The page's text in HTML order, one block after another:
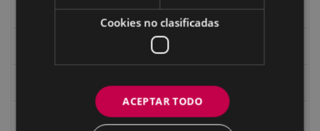
Goi Argi
Revista "Gure Herria"
Cookies no clasificadas
ACEPTAR TODO